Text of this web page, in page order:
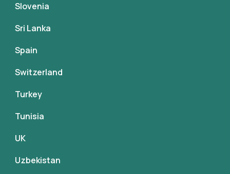
Slovenia
Sri Lanka
Spain
Switzerland
Turkey
Tunisia
UK
Uzbekistan